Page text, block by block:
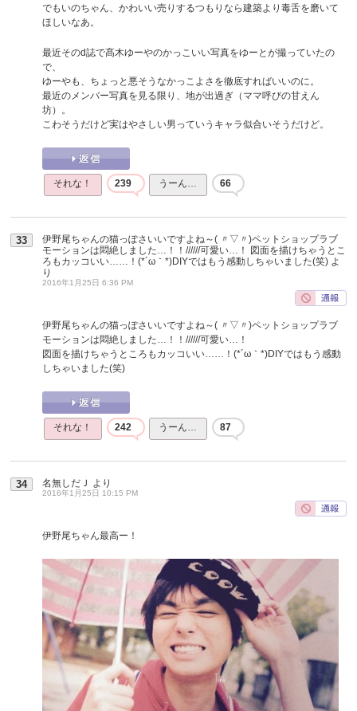
でもいのちゃん、かわいい売りするつもりなら建築より毒舌を磨いて
ほしいなあ。
最近そのd誌で髙木ゆーやのかっこいい写真をゆーとが撮っていたの
で、
ゆーやも、ちょっと悪そうなかっこよさを徹底すればいいのに。
最近のメンバー写真を見る限り、地が出過ぎ（ママ呼びの甘えん
坊）。
こわそうだけど実はやさしい男っていうキャラ似合いそうだけど。
それな！ 239 うーん… 66
33
伊野尾ちゃんの猫っぽさいいですよね～( 〃▽〃)ペットショップラブ
モーションは悶絶しました…！！//////可愛い…！ 図面を描けちゃうとこ
ろもカッコいい……！(*´ω｀*)DIYではもう感動しちゃいました(笑) よ
り
2016年1月25日 6:36 PM
伊野尾ちゃんの猫っぽさいいですよね～( 〃▽〃)ペットショップラブ
モーションは悶絶しました…！！//////可愛い…！
図面を描けちゃうところもカッコいい……！(*´ω｀*)DIYではもう感動
しちゃいました(笑)
それな！ 242 うーん… 87
34 名無しだＪ より
2016年1月25日 10:15 PM
伊野尾ちゃん最高ー！